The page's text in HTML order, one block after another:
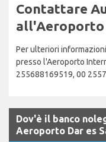
Contattare
all'Aeroporto
Per ulteriori
presso l'Aeroporto
255688169519, 00
Dov'è il banco
Aeroporto Dar es